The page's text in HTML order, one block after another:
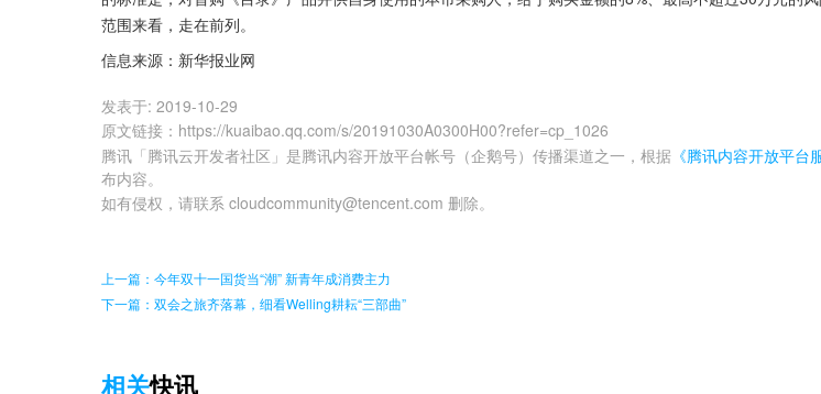
范围来看，走在前列。
信息来源：新华报业网
发表于: 2019-10-29
原文链接 ： https://kuaibao.qq.com/s/20191030A0300H00?refer=cp_1026
腾讯「腾讯云开发者社区」是腾讯内容开放平台帐号（企鹅号）传播渠道之一，根据 《腾讯内容开放平台
布内容。
如有侵权，请联系 cloudcommunity@tencent.com 删除。
上一篇：今年双十一国货当“潮” 新青年成消费主力
下一篇：双会之旅齐落幕，细看Welling耕耘“三部曲”
相关快讯